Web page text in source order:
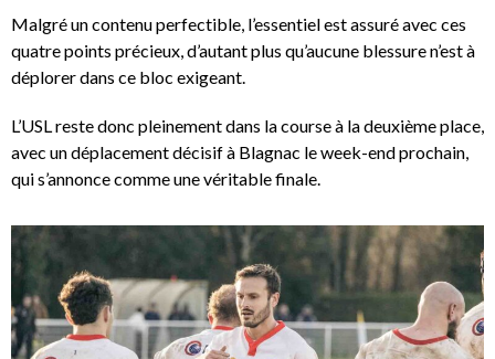
Malgré un contenu perfectible, l’essentiel est assuré avec ces
quatre points précieux, d’autant plus qu’aucune blessure n’est à
déplorer dans ce bloc exigeant.
L’USL reste donc pleinement dans la course à la deuxième place,
avec un déplacement décisif à Blagnac le week-end prochain,
qui s’annonce comme une véritable finale.